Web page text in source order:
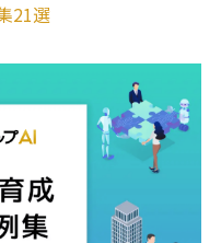
21選